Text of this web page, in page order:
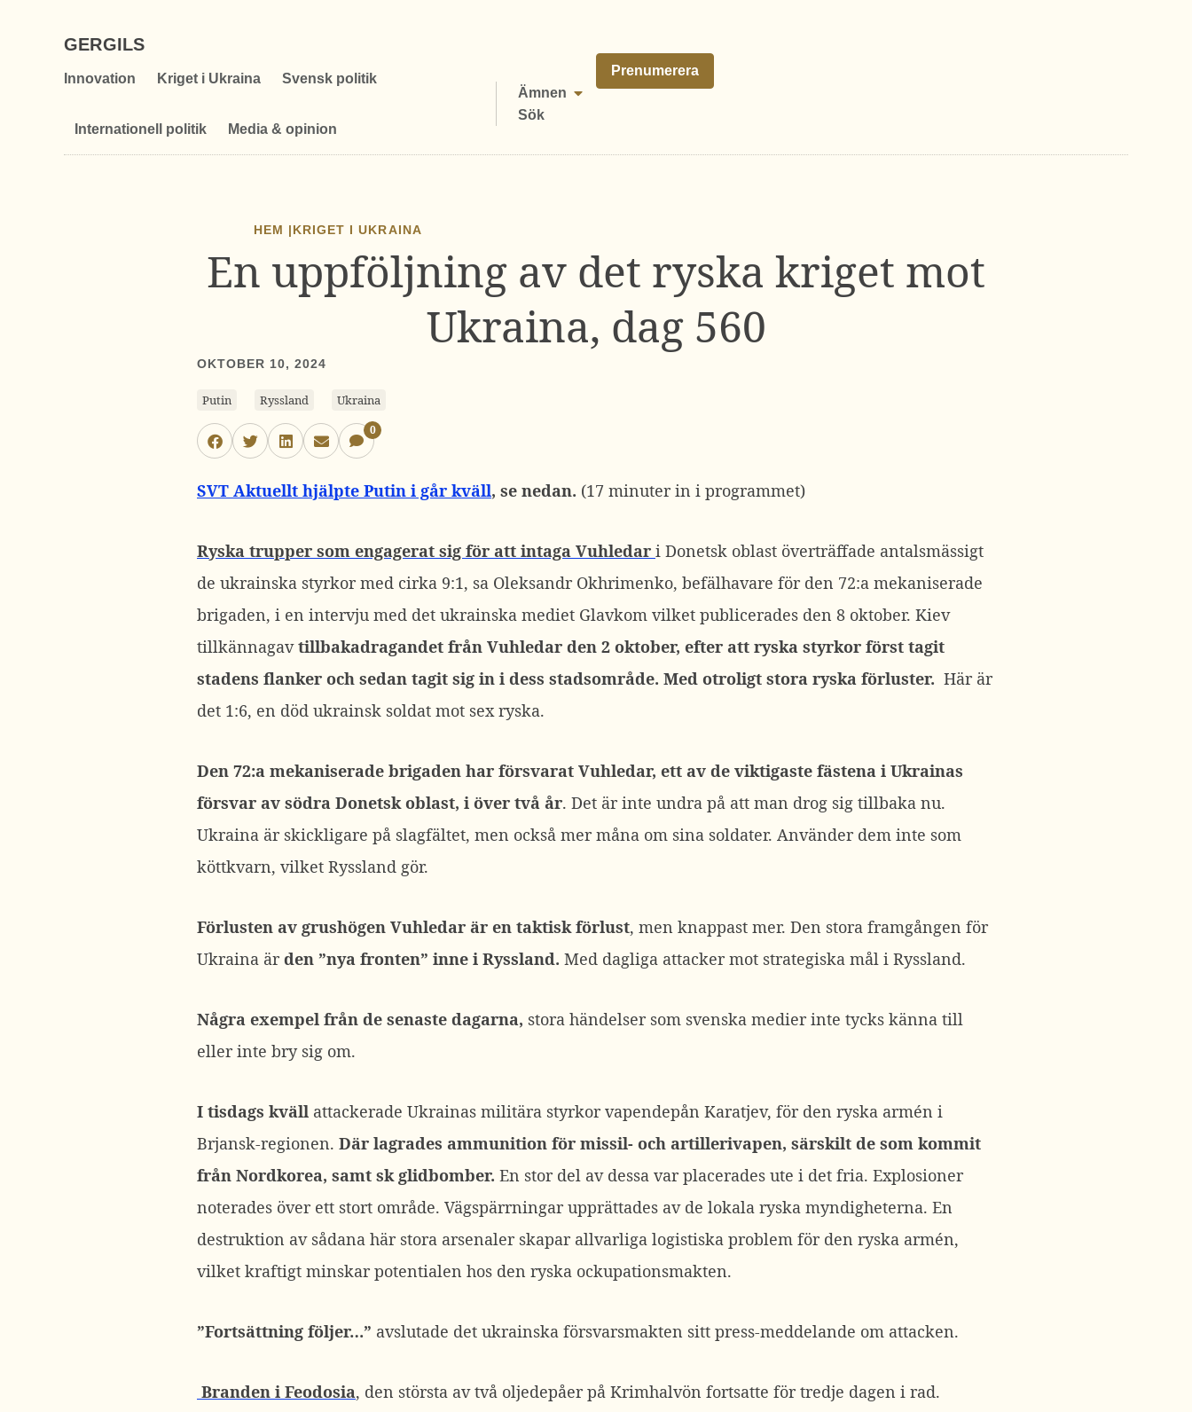
GERGILS
Innovation Kriget i Ukraina Svensk politik
Internationell politik Media & opinion
Ämnen
Sök
Prenumerera
HEM |KRIGET I UKRAINA
En uppföljning av det ryska kriget mot
Ukraina, dag 560
OKTOBER 10, 2024
Putin Ryssland Ukraina
0
SVT Aktuellt hjälpte Putin i går kväll, se nedan. (17 minuter in i programmet)
Ryska trupper som engagerat sig för att intaga Vuhledar i Donetsk oblast överträffade antalsmässigt
de ukrainska styrkor med cirka 9:1, sa Oleksandr Okhrimenko, befälhavare för den 72:a mekaniserade
brigaden, i en intervju med det ukrainska mediet Glavkom vilket publicerades den 8 oktober. Kiev
tillkännagavtillbakadragandet från Vuhledar den 2 oktober, efter att ryska styrkor först tagit
stadens flanker och sedan tagit sig in i dess stadsområde. Med otroligt stora ryska förluster. Här är
det 1:6, en död ukrainsk soldat mot sex ryska.
Den 72:a mekaniserade brigaden har försvarat Vuhledar, ett av de viktigaste fästena i Ukrainas
försvar av södra Donetsk oblast, i över två år. Det är inte undra på att man drog sig tillbaka nu.
Ukraina är skickligare på slagfältet, men också mer måna om sina soldater. Använder dem inte som
köttkvarn, vilket Ryssland gör.
Förlusten av grushögen Vuhledar är en taktisk förlust, men knappast mer. Den stora framgången för
Ukraina är den ”nya fronten” inne i Ryssland. Med dagliga attacker mot strategiska mål i Ryssland.
Några exempel från de senaste dagarna, stora händelser som svenska medier inte tycks känna till
eller inte bry sig om.
I tisdags kväll attackerade Ukrainas militära styrkor vapendepån Karatjev, för den ryska armén i
Brjansk-regionen. Där lagrades ammunition för missil- och artillerivapen, särskilt de som kommit
från Nordkorea, samt sk glidbomber. En stor del av dessa var placerades ute i det fria. Explosioner
noterades över ett stort område. Vägspärrningar upprättades av de lokala ryska myndigheterna. En
destruktion av sådana här stora arsenaler skapar allvarliga logistiska problem för den ryska armén,
vilket kraftigt minskar potentialen hos den ryska ockupationsmakten.
”Fortsättning följer…” avslutade det ukrainska försvarsmakten sitt press-meddelande om attacken.
Branden i Feodosia, den största av två oljedepåer på Krimhalvön fortsatte för tredje dagen i rad.